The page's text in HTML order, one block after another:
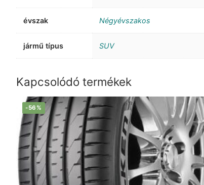
évszak Négyévszakos
jármű típus SUV
Kapcsolódó termékek
-56%